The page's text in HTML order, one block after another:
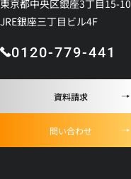
東京都中央区銀座3丁目15-10
JRE銀座三丁目ビル4F
0120-779-441
資料請求
問い合わせ